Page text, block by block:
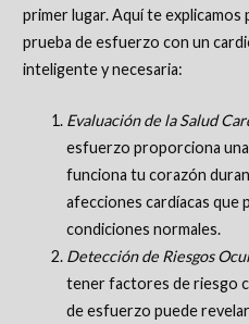
primer lugar. Aquí te explicamos
prueba de esfuerzo con un
inteligente y necesaria:
Evaluación de la Salud
esfuerzo proporciona
funciona tu corazón
afecciones cardíacas que
condiciones normales.
Detección de Riesgos
tener factores de riesgo
de esfuerzo puede